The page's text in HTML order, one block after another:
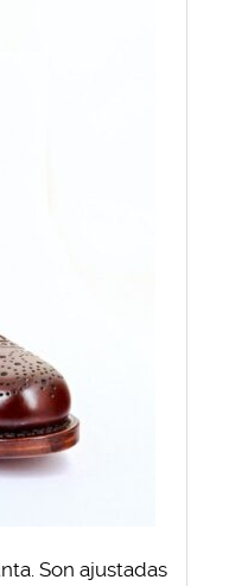
Son ajustadas